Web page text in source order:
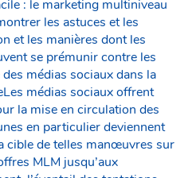
: le marketing multiniveau
les astuces et les
et les manières dont les
se prémunir contre les
médias sociaux dans la
médias sociaux offrent
la mise en circulation des
en particulier deviennent
cible de telles manœuvres sur
MLM jusqu’aux